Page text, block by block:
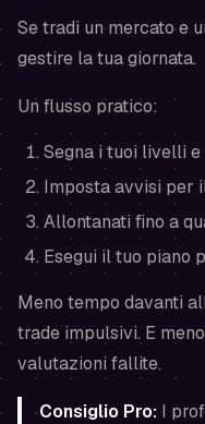
Se tradi un mercato e
gestire la tua giornata.
Un flusso pratico:
Segna i tuoi livelli e
Imposta avvisi per
Allontanati fino a
Esegui il tuo piano
Meno tempo davanti
trade impulsivi. E
valutazioni fallite.
Consiglio Pro: I